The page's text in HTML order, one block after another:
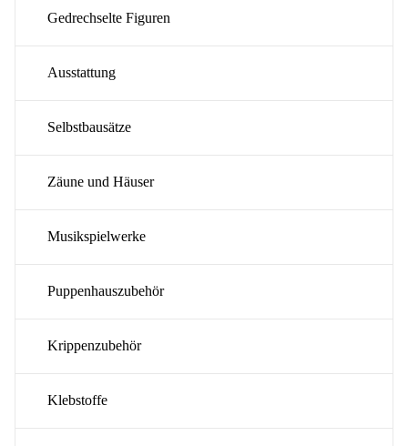
Gedrechselte Figuren
Ausstattung
Selbstbausätze
Zäune und Häuser
Musikspielwerke
Puppenhauszubehör
Krippenzubehör
Klebstoffe